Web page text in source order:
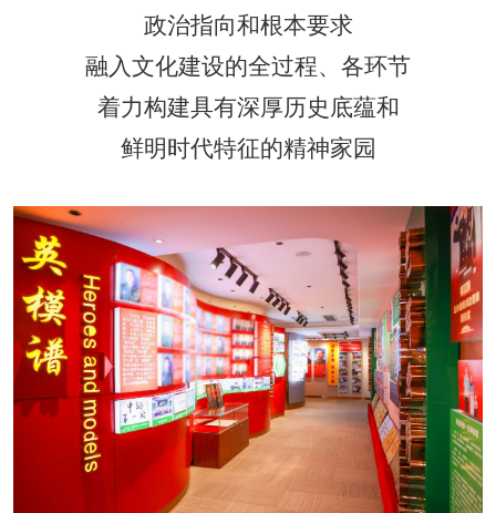
政治指向和根本要求
融入文化建设的全过程、各环节
着力构建具有深厚历史底蕴和
鲜明时代特征的精神家园